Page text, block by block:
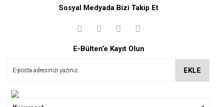
Sosyal Medyada Bizi Takip Et
E-Bülten’e Kayıt Olun
EKLE